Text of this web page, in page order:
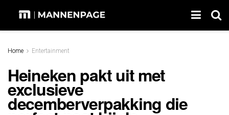
Home Entertainment
Heineken pakt uit met
exclusieve
decemberverpakking die